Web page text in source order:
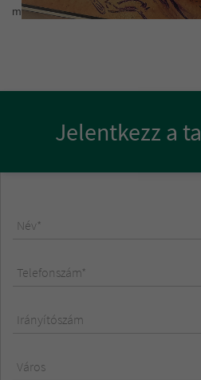
m
Jelentkezz a
Név*
Telefonszám*
Irányítószám
Város